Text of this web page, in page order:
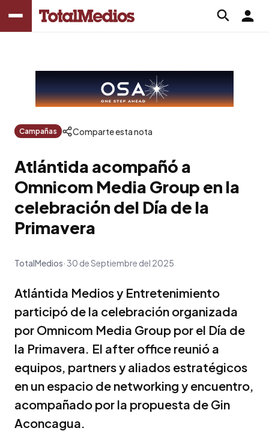
Campañas Comparte esta nota
Atlántida acompañó a
Omnicom Media Group en la
celebración del Día de la
Primavera
TotalMedios 30 de Septiembre del 2025
Atlántida Medios y Entretenimiento
participó de la celebración organizada
por Omnicom Media Group por el Día de
la Primavera. El after office reunió a
equipos, partners y aliados estratégicos
en un espacio de networking y encuentro,
acompañado por la propuesta de Gin
Aconcagua.